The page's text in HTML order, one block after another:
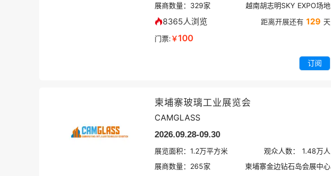
展商数量： 329家 越南胡志明SKY EXPO场地
8365人浏览 距离开展还有 129 天
门票:￥100
订阅
柬埔寨玻璃工业展览会
CAMGLASS
2026.09.28-09.30
展览面积： 1.2万平方米 观众人数： 1.48万人
展商数量： 265家 柬埔寨金边钻石岛会展中心